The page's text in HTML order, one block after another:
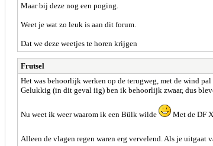
Maar bij deze nog een poging.
Weet je wat zo leuk is aan dit forum.
Dat we deze weetjes te horen krijgen
Frutsel
Het was behoorlijk werken op de terugweg, met de wind
Gelukkig (in dit geval iig) ben ik behoorlijk zwaar, dus
Nu weet ik weer waarom ik een Bülk wilde Met de DF
Alleen de vlagen regen waren erg vervelend. Als je